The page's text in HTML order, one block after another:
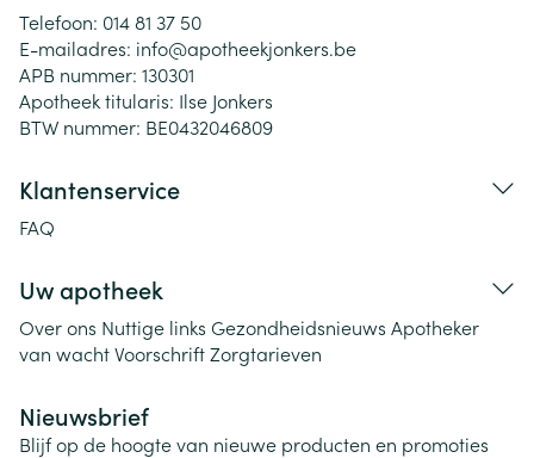
Telefoon: 014 81 37 50
E-mailadres: info@apotheekjonkers.be
APB nummer: 130301
Apotheek titularis: Ilse Jonkers
BTW nummer: BE0432046809
Klantenservice
FAQ
Uw apotheek
Over ons Nuttige links Gezondheidsnieuws Apotheker
van wachtVoorschriftZorgtarieven
Nieuwsbrief
Blijf op de hoogte van nieuwe producten en promoties